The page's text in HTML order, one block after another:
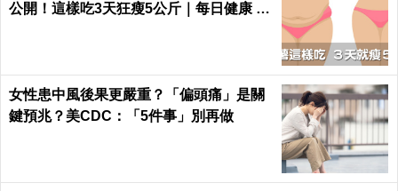
公開！這樣吃3天狂瘦5公斤｜每日健康 H
女性患中風後果更嚴重？「偏頭痛」是關
鍵預兆？美CDC：「5件事」別再做